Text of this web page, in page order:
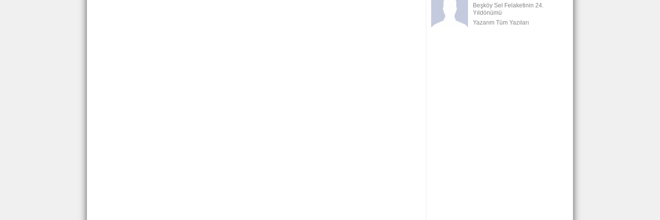
Beşköy Sel Felaketinin 24.
Yıldönümü
Yazarım Tüm Yazıları